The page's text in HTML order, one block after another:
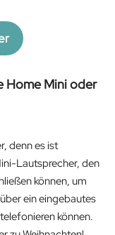
Home Mini oder
denn es ist
Lautsprecher, den
können, um
ein eingebautes
können.